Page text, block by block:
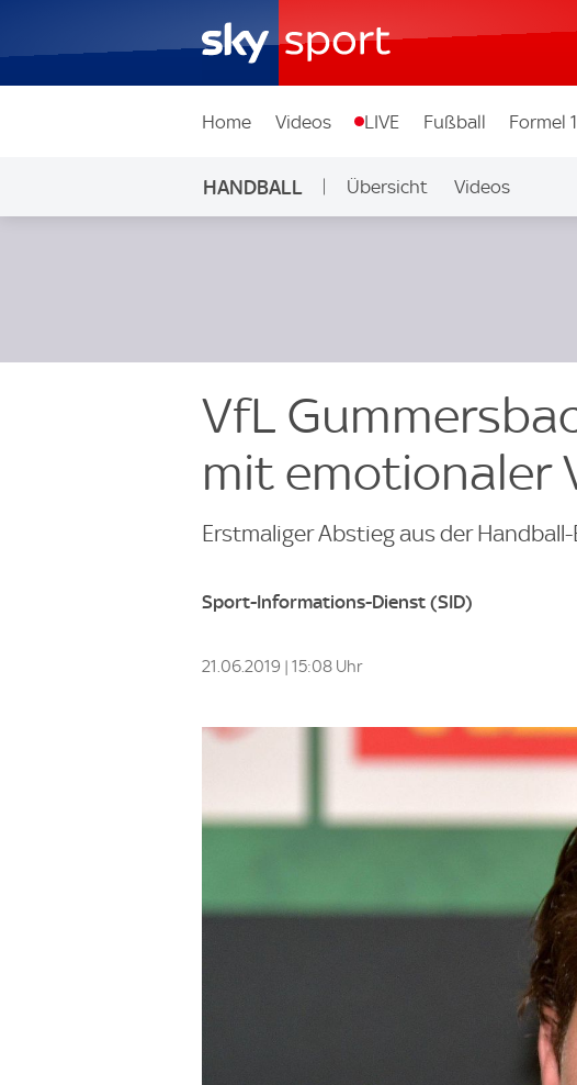
Home Videos LIVE Fußball Formel 1
HANDBALL Übersicht Videos
VfL
mit emotionaler
Erstmaliger Abstieg aus der
Sport-Informations-Dienst (SID)
21.06.2019 | 15:08 Uhr